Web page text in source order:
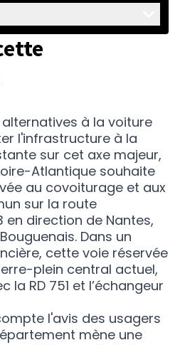
à la voiture
l'infrastructure à la
sur cet axe majeur,
Atlantique souhaite
au covoiturage et aux
sur la route
direction de Nantes,
Dans un
cette voie réservée
plein central actuel,
la RD 751 et l’échangeur
l'avis des usagers
mène une